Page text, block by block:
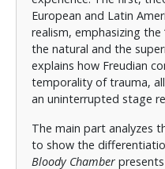
λειτουργεί ως κενό
τραυματική ισχύ μόνο
(έρημος Zero,
ανασημασιοδοτούν τη
συνδέεται με ένα
αποδέχεται τους
λογική εξήγηση. Στη
σχολιάζει τη σαδική
επαναλαμβανόμενης
εγκλωβίζονται σε
European and Latin
realism, emphasizing
the natural and the
explains how Freudian
temporality of trauma,
an uninterrupted stage
The main part analyzes
to show the
Bloody Chamber